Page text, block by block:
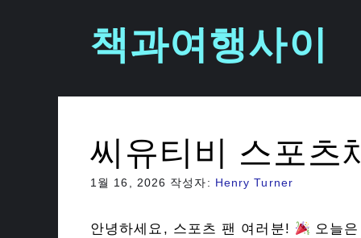
책과여행사이
씨유티비 스포츠
1월 16, 2026 작성자: Henry Turner
안녕하세요, 스포츠 팬 여러분!
오늘